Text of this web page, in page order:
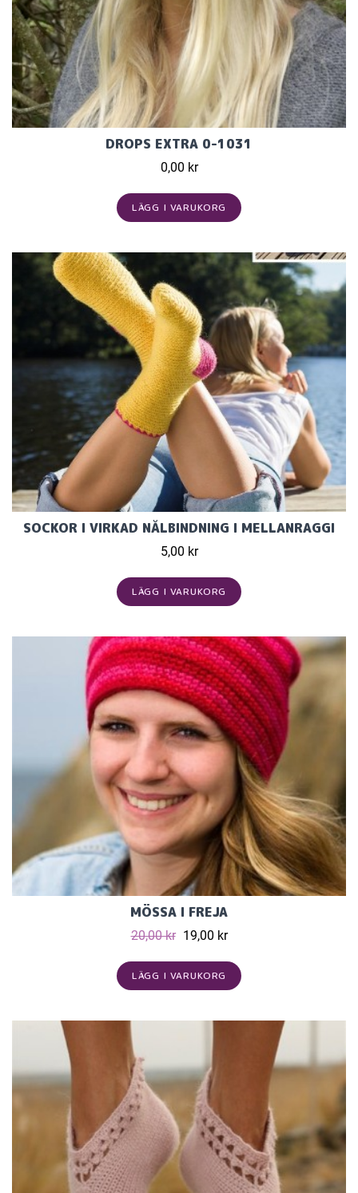
DROPS EXTRA 0-1031
0,00 kr
LÄGG I VARUKORG
SOCKOR I VIRKAD NÅLBINDNING I MELLANRAGGI
5,00 kr
LÄGG I VARUKORG
MÖSSA I FREJA
20,00 kr 19,00 kr
LÄGG I VARUKORG